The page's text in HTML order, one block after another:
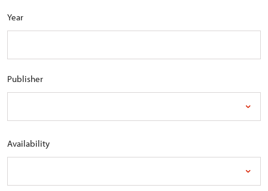
Year
Publisher
Availability